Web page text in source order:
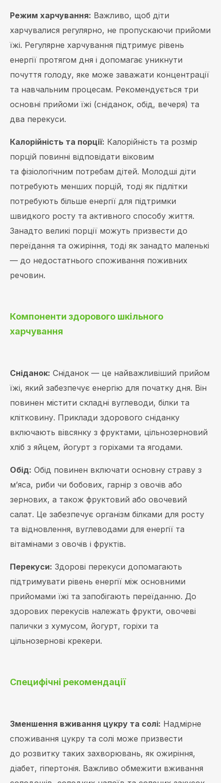
Режим харчування: Важливо, щоб діти
харчувалися регулярно, не пропускаючи прийоми
їжі. Регулярне харчування підтримує рівень
енергії протягом дня і допомагає уникнути
почуття голоду, яке може заважати концентрації
та навчальним процесам. Рекомендується три
основні прийоми їжі (сніданок, обід, вечеря) та
два перекуси.
Калорійність та порції: Калорійність та розмір
порцій повинні відповідати віковим
та фізіологічним потребам дітей. Молодші діти
потребують менших порцій, тоді як підлітки
потребують більше енергії для підтримки
швидкого росту та активного способу життя.
Занадто великі порції можуть призвести до
переїдання та ожиріння, тоді як занадто маленькі
— до недостатнього споживання поживних
речовин.
Компоненти здорового шкільного
харчування
Сніданок: Сніданок — це найважливіший прийом
їжі, який забезпечує енергію для початку дня. Він
повинен містити складні вуглеводи, білки та
клітковину. Приклади здорового сніданку
включають вівсянку з фруктами, цільнозерновий
хліб з яйцем, йогурт з горіхами та ягодами.
Обід: Обід повинен включати основну страву з
м’яса, риби чи бобових, гарнір з овочів або
зернових, а також фруктовий або овочевий
салат. Це забезпечує організм білками для росту
та відновлення, вуглеводами для енергії та
вітамінами з овочів і фруктів.
Перекуси: Здорові перекуси допомагають
підтримувати рівень енергії між основними
прийомами їжі та запобігають переїданню. До
здорових перекусів належать фрукти, овочеві
палички з хумусом, йогурт, горіхи та
цільнозернові крекери.
Специфічні рекомендації
Зменшення вживання цукру та солі: Надмірне
споживання цукру та солі може призвести
до розвитку таких захворювань, як ожиріння,
діабет, гіпертонія. Важливо обмежити вживання